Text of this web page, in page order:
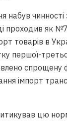
набув
як
товарів в
першої-
імпорт
цю